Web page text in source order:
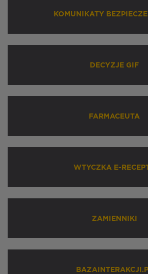
KOMUNIKATY
DECYZJE GIF
FARMACEUTA
WTYCZKA E-
ZAMIENNIKI